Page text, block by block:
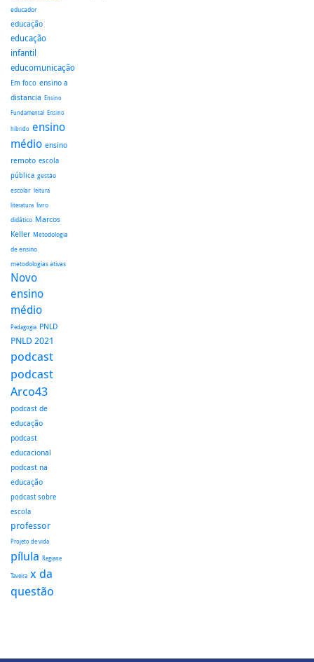
educador
educação
educação
infantil
educomunicação
Em foco ensino a
distancia Ensino
Fundamental Ensino
hibrido ensino
médio ensino
remoto escola
pública gestão
escolar leitura
literatura livro
didático Marcos
Keller Metodologia
de ensino
metodologias ativas
Novo
ensino
médio
Pedagogia PNLD
PNLD 2021
podcast
podcast
Arco43
podcast de
educação
podcast
educacional
podcast na
educação
podcast sobre
escola
professor
Projeto de vida
pílula Regiane
Taveira x da
questão